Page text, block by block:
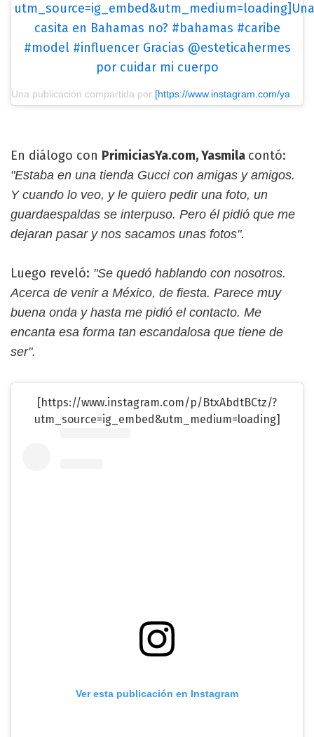
utm_source=ig_embed&utm_medium=loading]Una
casita en Bahamas no? #bahamas #caribe
#model #influencer Gracias @esteticahermes
por cuidar mi cuerpo
Una publicación compartida por [https://www.instagram.com/yasmi_mendeguia/?utm_source=ig_embed&utm_medium=loading] Yasmi Mendeguía
En diálogo con PrimiciasYa.com, Yasmila contó:
"Estaba en una tienda Gucci con amigas y amigos.
Y cuando lo veo, y le quiero pedir una foto, un
guardaespaldas se interpuso. Pero él pidió que me
dejaran pasar y nos sacamos unas fotos".
Luego reveló: "Se quedó hablando con nosotros.
Acerca de venir a México, de fiesta. Parece muy
buena onda y hasta me pidió el contacto. Me
encanta esa forma tan escandalosa que tiene de
ser".
[https://www.instagram.com/p/BtxAbdtBCtz/?
utm_source=ig_embed&utm_medium=loading]
Ver esta publicación en Instagram